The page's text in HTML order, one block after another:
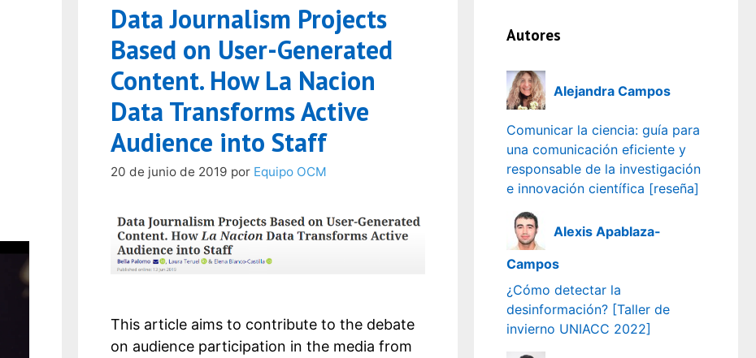
Data Journalism Projects
Based on User-Generated
Content. How La Nacion
Data Transforms Active
Audience into Staff
20 de junio de 2019 por Equipo OCM
This article aims to contribute to the debate
on audience participation in the media from
Autores
Alejandra Campos
Comunicar la ciencia: guía para
una comunicación eficiente y
responsable de la investigación
e innovación científica [reseña]
Alexis Apablaza-
Campos
¿Cómo detectar la
desinformación? [Taller de
invierno UNIACC 2022]